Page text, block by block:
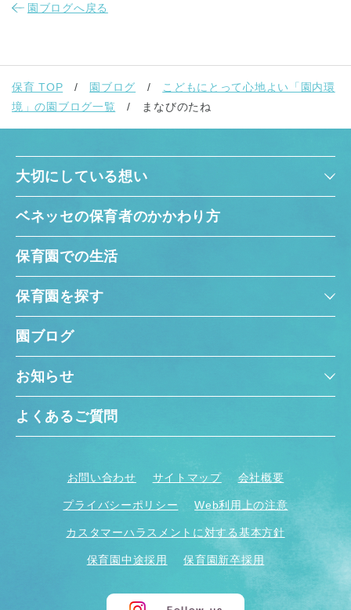
園ブログへ戻る
保育 TOP 園ブログ
こどもにとって心地よい「園内環
境」の園ブログ一覧
まなびのたね
大切にしている想い
ベネッセの保育者のかかわり方
保育園での生活
保育園を探す
園ブログ
お知らせ
よくあるご質問
お問い合わせ サイトマップ 会社概要
プライバシーポリシー Web利用上の注意
カスタマーハラスメントに対する基本方針
保育園中途採用 保育園新卒採用